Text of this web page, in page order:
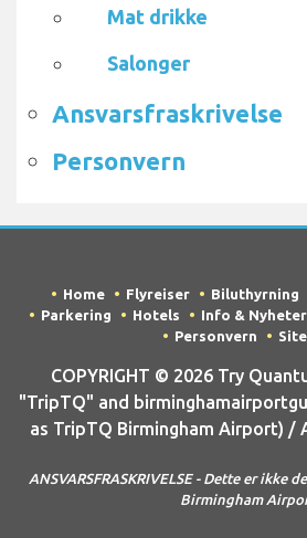
Mat drikke
Salonger
Ansvarsfraskrivelse
Personvern
Home Flyreiser Biluthyrning
Parkering
Hotels Info & Nyheter
Personvern
COPYRIGHT © 2026 Try
"TripTQ" and
as TripTQ Birmingham Airport) /
ANSVARSFRASKRIVELSE - Dette er
Birmingham